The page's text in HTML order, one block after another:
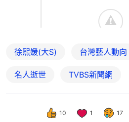
徐熙媛(大S) 台灣藝人動向
名人逝世 TVBS新聞網
10 1 17